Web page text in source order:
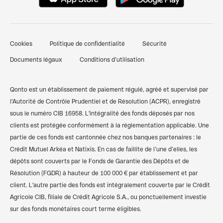
Pré-comptabilité simplifiée
Financements et prêts
Compte pro auto-entrepreneur
Compte pro SASU
Compte bancaire associations
Compte pro SCI
Compte pro sans banque
Compte pro gratuit
Comparer les banques pro
Qonto vs Shine
Calculateur de TVA
Simulateur des frais kilométriques
Nous contacter
Témoignages clients
Finpal - Notre communauté finance
Recommander Qonto
Plan du site
Cookies Politique de confidentialité Sécurité
Documents légaux Conditions d’utilisation
Qonto est un établissement de paiement régulé, agréé et supervisé par
l'Autorité de Contrôle Prudentiel et de Résolution (ACPR), enregistré
sous le numéro CIB 16958. L'intégralité des fonds déposés par nos
clients est protégée conformément à la réglementation applicable. Une
partie de ces fonds est cantonnée chez nos banques partenaires : le
Crédit Mutuel Arkéa et Natixis. En cas de faillite de l’une d’elles, les
dépôts sont couverts par le Fonds de Garantie des Dépôts et de
Résolution (FGDR) à hauteur de 100 000 € par établissement et par
client. L'autre partie des fonds est intégralement couverte par le Crédit
Agricole CIB, filiale de Crédit Agricole S.A., ou ponctuellement investie
sur des fonds monétaires court terme éligibles.